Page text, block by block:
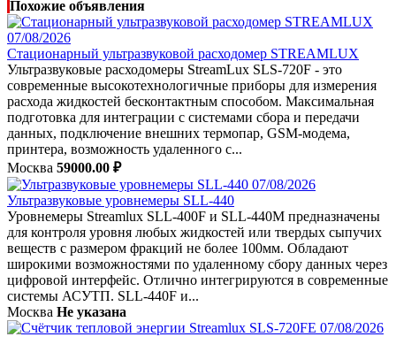
Похожие объявления
07/08/2026
Стационарный ультразвуковой расходомер STREAMLUX
Ультразвуковые расходомеры StreamLux SLS-720F - это
современные высокотехнологичные приборы для измерения
расхода жидкостей бесконтактным способом. Максимальная
подготовка для интеграции с системами сбора и передачи
данных, подключение внешних термопар, GSM-модема,
принтера, возможность удаленного с...
Москва 59000.00 ₽
07/08/2026
Ультразвуковые уровнемеры SLL-440
Уровнемеры Streamlux SLL-400F и SLL-440М предназначены
для контроля уровня любых жидкостей или твердых сыпучих
веществ с размером фракций не более 100мм. Обладают
широкими возможностями по удаленному сбору данных через
цифровой интерфейс. Отлично интегрируются в современные
системы АСУТП. SLL-440F и...
Москва Не указана
07/08/2026